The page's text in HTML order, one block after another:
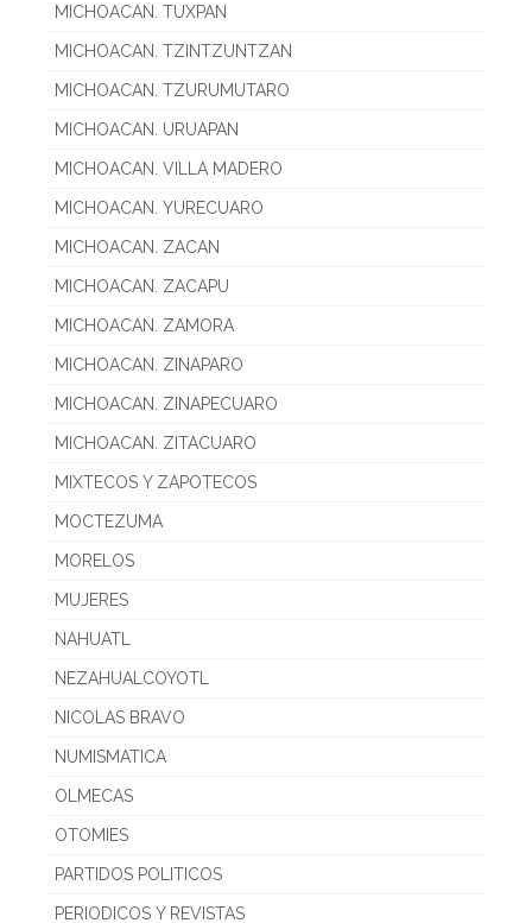
MICHOACAN. TUXPAN
MICHOACAN. TZINTZUNTZAN
MICHOACAN. TZURUMUTARO
MICHOACAN. URUAPAN
MICHOACAN. VILLA MADERO
MICHOACAN. YURECUARO
MICHOACAN. ZACAN
MICHOACAN. ZACAPU
MICHOACAN. ZAMORA
MICHOACAN. ZINAPARO
MICHOACAN. ZINAPECUARO
MICHOACAN. ZITACUARO
MIXTECOS Y ZAPOTECOS
MOCTEZUMA
MORELOS
MUJERES
NAHUATL
NEZAHUALCOYOTL
NICOLAS BRAVO
NUMISMATICA
OLMECAS
OTOMIES
PARTIDOS POLITICOS
PERIODICOS Y REVISTAS